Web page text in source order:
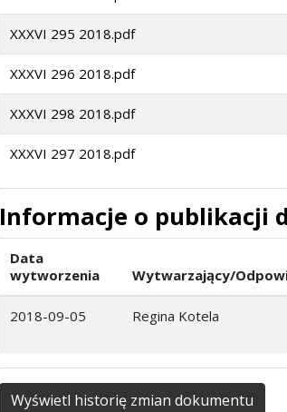
XXXVI 295 2018.pdf
XXXVI 296 2018.pdf
XXXVI 298 2018.pdf
XXXVI 297 2018.pdf
Informacje o publikacji
Data
wytworzenia
Wytwarzający/
2018-09-05 Regina Kotela
Wyświetl historię zmian dokumentu